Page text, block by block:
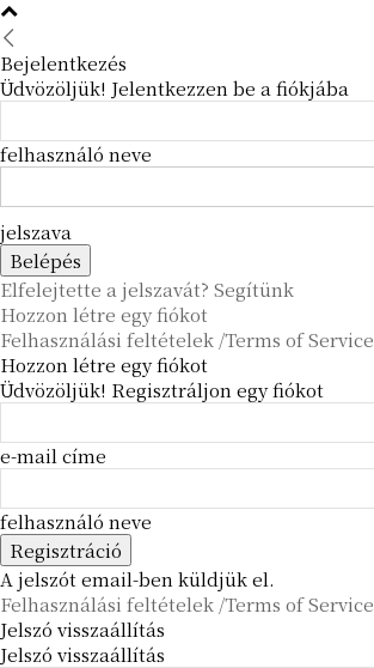
Bejelentkezés
Üdvözöljük! Jelentkezzen be a fiókjába
felhasználó neve
jelszava
Elfelejtette a jelszavát? Segítünk
Hozzon létre egy fiókot
Felhasználási feltételek /Terms of Service
Hozzon létre egy fiókot
Üdvözöljük! Regisztráljon egy fiókot
e-mail címe
felhasználó neve
A jelszót email-ben küldjük el.
Felhasználási feltételek /Terms of Service
Jelszó visszaállítás
Jelszó visszaállítás